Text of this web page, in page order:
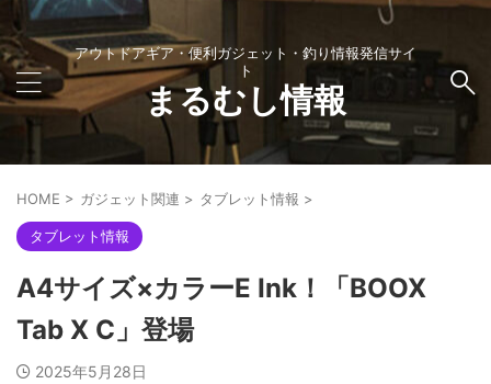
アウトドアギア・便利ガジェット・釣り情報発信サイ
ト
まるむし情報
HOME > ガジェット関連 > タブレット情報 >
タブレット情報
A4サイズ×カラーE Ink！「BOOX
Tab X C」登場
2025年5月28日